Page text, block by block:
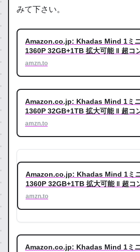
みて下さい。
Amazon.co.jp: Khadas Mind 1ミ
1360P 32GB+1TB 拡大可能 ‖ 超コ
pc ‖ 4画面出力/最大8K 60Hz 作業効
シリーズのDockでポートを拡張可
機器
amzn.to
Amazon.co.jp: Khadas Mind 1ミ
1360P 32GB+1TB 拡大可能 ‖ 超コ
pc ‖ 4画面出力/最大8K 60Hz 作業効
シリーズのDockでポートを拡張可
amzn.to
Amazon.co.jp: Khadas Mind 1ミ
1360P 32GB+1TB 拡大可能 ‖ 超コ
pc ‖ 4画面出力/最大8K 60Hz 作業効
‖MindシリーズのDockでポートを
amzn.to
Amazon.co.jp: Khadas Mind 1ミ